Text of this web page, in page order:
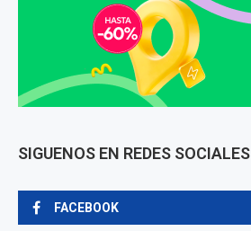
SIGUENOS EN REDES SOCIALES
FACEBOOK